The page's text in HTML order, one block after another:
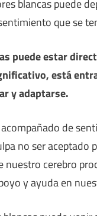
blancas puede
que se
puede estar
está
y adaptarse.
de
no ser
nuestro cerebro
y ayuda en